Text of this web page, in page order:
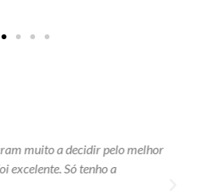
muito a decidir pelo melhor
excelente. Só tenho a